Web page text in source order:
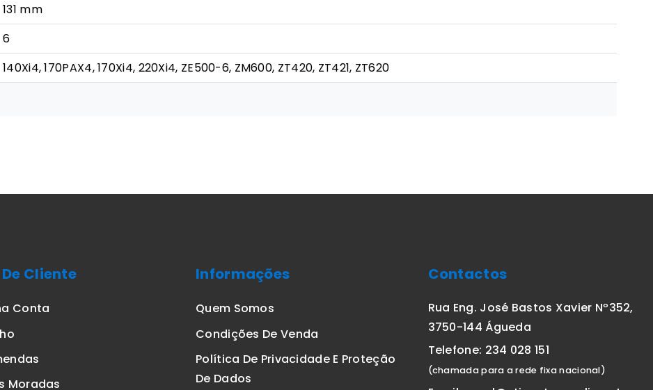
131 mm
6
140Xi4, 170PAX4, 170Xi4, 220Xi4, ZE500-6, ZM600, ZT420, ZT421, ZT620
Cliente
Conta
Moradas
Informações
Quem Somos
Condições De Venda
Política De Privacidade E Proteção
De Dados
Contactos
Rua Eng. José Bastos Xavier Nº352,
3750-144 Águeda
Telefone: 234 028 151
(chamada para a rede fixa nacional)